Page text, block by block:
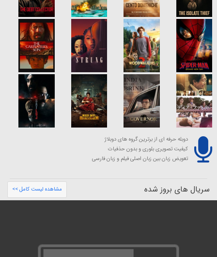
دوبله حرفه ای از برترین گروه های دوبلاژ
کیفیت تصویری بلوری و بدون حذفیات
تعویض زبان بین زبان اصلی فیلم و زبان فارسی
سریال های بروز شده مشاهده لیست کامل >>